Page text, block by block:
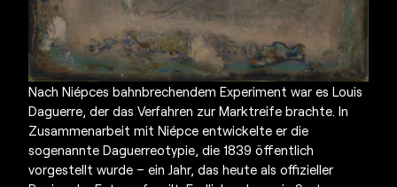
Nach Niépces bahnbrechendem Experiment war es Louis
Daguerre, der das Verfahren zur Marktreife brachte. In
Zusammenarbeit mit Niépce entwickelte er die
sogenannte Daguerreotypie, die 1839 öffentlich
vorgestellt wurde – ein Jahr, das heute als offizieller